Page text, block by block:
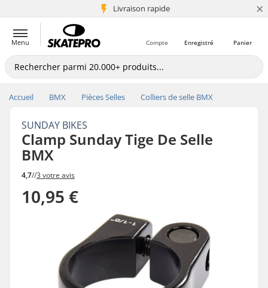
Livraison rapide
+5 mio de clients ×
Menu Panier
Enregistré
Compte
Accueil BMX Pièces Selles Colliers de selle BMX
SUNDAY BIKES
Clamp Sunday Tige De Selle
BMX
4,7//3 votre avis
10,95 €